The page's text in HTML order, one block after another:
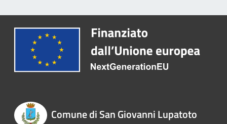
Comune di San Giovanni Lupatoto